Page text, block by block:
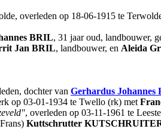
overleden op 18-06-1915 te
BRIL, 31 jaar oud, landbouwer,
Jan BRIL, landbouwer, en Aleida
dochter van Gerhardus Johannes
op 03-01-1934 te Twello (rk) met
, overleden op 03-11-1961 te
Kuttschrutter